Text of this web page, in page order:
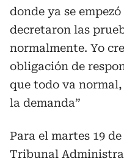
donde ya se
decretaron las
normalmente. Yo
obligación de
que todo va
la demanda”
Para el martes 19
Tribunal